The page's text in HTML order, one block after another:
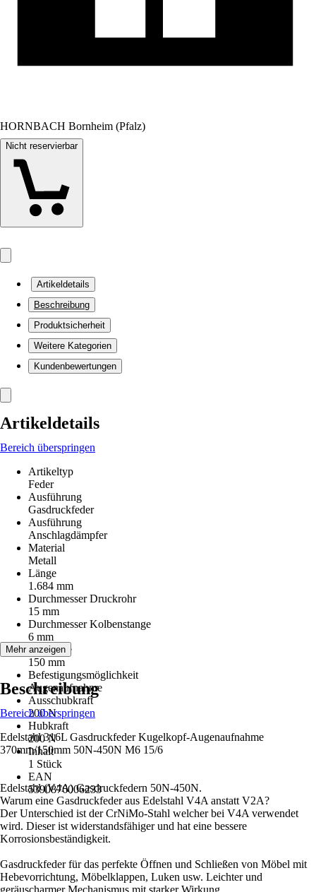
HORNBACH Bornheim (Pfalz)
Nicht reservierbar
Artikeldetails
Beschreibung
Produktsicherheit
Weitere Kategorien
Kundenbewertungen
Artikeldetails
Bereich überspringen
Artikeltyp
Feder
Ausführung
Gasdruckfeder
Ausführung
Anschlagdämpfer
Material
Metall
Länge
1.684 mm
Durchmesser Druckrohr
15 mm
Durchmesser Kolbenstange
6 mm
Hublänge
150 mm
Befestigungsmöglichkeit
Augenaufnahme
Ausschubkraft
200 N
Hubkraft
200 N
Inhalt
1 Stück
EAN
5390876006233
Mehr anzeigen
Beschreibung
Bereich überspringen
Edelstahl 316L Gasdruckfeder Kugelkopf-Augenaufnahme
370mm/150mm 50N-450N M6 15/6
Edelstahl (V4A) Gasdruckfedern 50N-450N.
Warum eine Gasdruckfeder aus Edelstahl V4A anstatt V2A?
Der Unterschied ist der CrNiMo-Stahl welcher bei V4A verwendet
wird. Dieser ist widerstandsfähiger und hat eine bessere
Korrosionsbeständigkeit.
Gasdruckfeder für das perfekte Öffnen und Schließen von Möbel mit
Hebevorrichtung, Möbelklappen, Luken usw. Leichter und
geräuscharmer Mechanismus mit starker Wirkung.